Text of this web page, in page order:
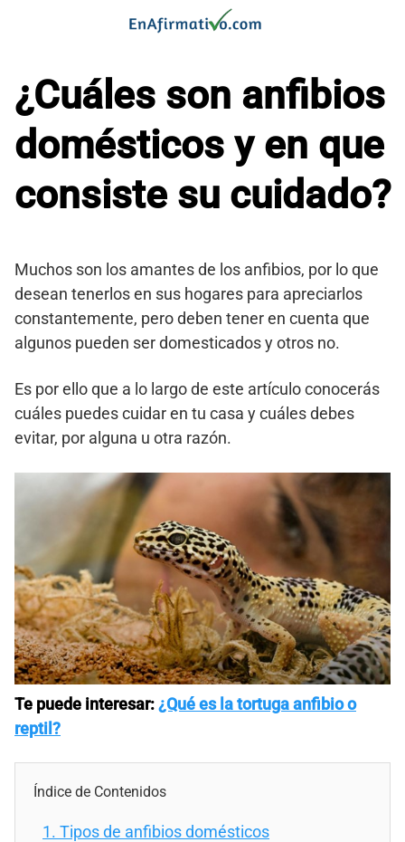
¿Cuáles son anfibios
domésticos y en que
consiste su cuidado?
Muchos son los amantes de los anfibios, por lo que
desean tenerlos en sus hogares para apreciarlos
constantemente, pero deben tener en cuenta que
algunos pueden ser domesticados y otros no.
Es por ello que a lo largo de este artículo conocerás
cuáles puedes cuidar en tu casa y cuáles debes
evitar, por alguna u otra razón.
Te puede interesar:¿Qué es la tortuga anfibio o
reptil?
Índice de Contenidos
1. Tipos de anfibios domésticos